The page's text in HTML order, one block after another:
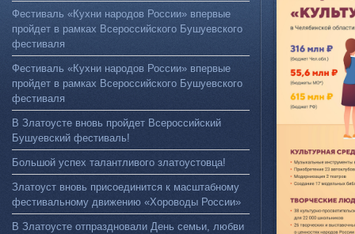
Фестиваль «Кухни народов России» впервые
пройдет в рамках Всероссийского Бушуевского
фестиваля
Фестиваль «Кухни народов России» впервые
пройдет в рамках Всероссийского Бушуевского
фестиваля
В Златоусте вновь пройдет Всероссийский
Бушуевский фестиваль!
Большой успех талантливого златоустовца!
Златоуст вновь присоединится к масштабному
фестивальному движению «Хороводы России»
В Златоусте отпраздновали День семьи, любви